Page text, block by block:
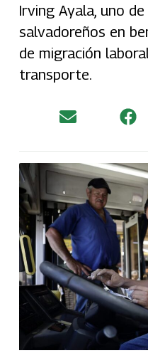
Irving Ayala, uno
salvadoreños en
de migración
transporte.